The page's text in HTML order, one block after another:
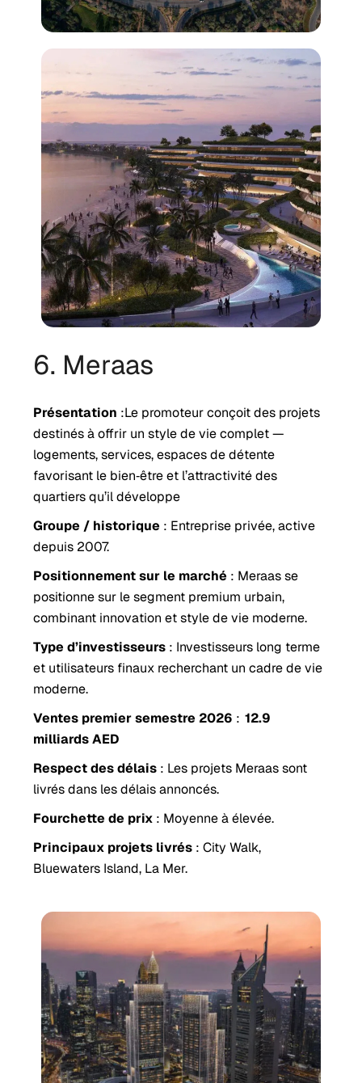
6. Meraas
Présentation :Le promoteur conçoit des projets
destinés à offrir un style de vie complet —
logements, services, espaces de détente
favorisant le bien‑être et l’attractivité des
quartiers qu’il développe
Groupe / historique : Entreprise privée, active
depuis 2007.
Positionnement sur le marché : Meraas se
positionne sur le segment premium urbain,
combinant innovation et style de vie moderne.
Type d’investisseurs : Investisseurs long terme
et utilisateurs finaux recherchant un cadre de vie
moderne.
Ventes premier semestre 2026 : 12.9
milliards AED
Respect des délais : Les projets Meraas sont
livrés dans les délais annoncés.
Fourchette de prix : Moyenne à élevée.
Principaux projets livrés : City Walk,
Bluewaters Island, La Mer.